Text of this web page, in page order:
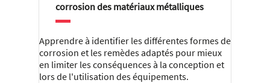
corrosion des matériaux métalliques
Apprendre à identifier les différentes formes de
corrosion et les remèdes adaptés pour mieux
en limiter les conséquences à la conception et
lors de l'utilisation des équipements.